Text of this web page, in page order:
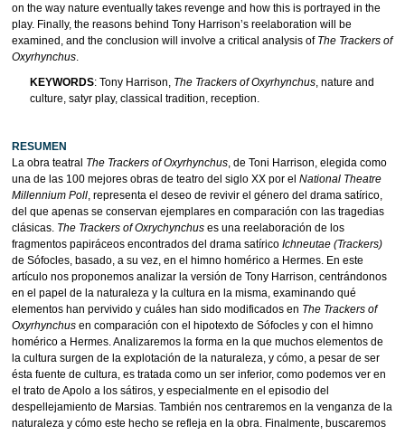
on the way nature eventually takes revenge and how this is portrayed in the
play. Finally, the reasons behind Tony Harrison’s reelaboration will be
examined, and the conclusion will involve a critical analysis of The Trackers of
Oxyrhynchus.
KEYWORDS: Tony Harrison, The Trackers of Oxyrhynchus, nature and
culture, satyr play, classical tradition, reception.
RESUMEN
La obra teatral The Trackers of Oxyrhynchus, de Toni Harrison, elegida como
una de las 100 mejores obras de teatro del siglo XX por el National Theatre
Millennium Poll, representa el deseo de revivir el género del drama satírico,
del que apenas se conservan ejemplares en comparación con las tragedias
clásicas. The Trackers of Oxrychynchuses una reelaboración de los
fragmentos papiráceos encontrados del drama satírico Ichneutae (Trackers)
de Sófocles, basado, a su vez, en el himno homérico a Hermes. En este
artículo nos proponemos analizar la versión de Tony Harrison, centrándonos
en el papel de la naturaleza y la cultura en la misma, examinando qué
elementos han pervivido y cuáles han sido modificados en The Trackers of
Oxyrhynchusen comparación con el hipotexto de Sófocles y con el himno
homérico a Hermes. Analizaremos la forma en la que muchos elementos de
la cultura surgen de la explotación de la naturaleza, y cómo, a pesar de ser
ésta fuente de cultura, es tratada como un ser inferior, como podemos ver en
el trato de Apolo a los sátiros, y especialmente en el episodio del
despellejamiento de Marsias. También nos centraremos en la venganza de la
naturaleza y cómo este hecho se refleja en la obra. Finalmente, buscaremos